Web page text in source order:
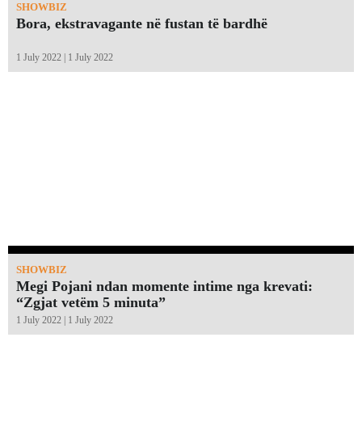
SHOWBIZ
Bora, ekstravagante në fustan të bardhë
1 July 2022 | 1 July 2022
SHOWBIZ
Megi Pojani ndan momente intime nga krevati:
“Zgjat vetëm 5 minuta”￼
1 July 2022 | 1 July 2022